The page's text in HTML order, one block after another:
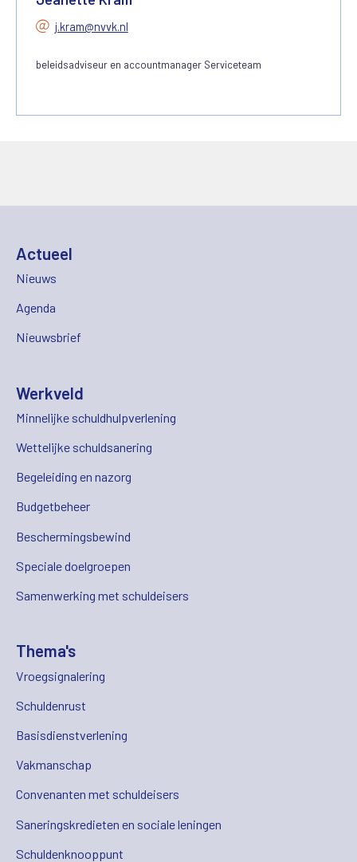
j.kram@nvvk.nl
beleidsadviseur en accountmanager Serviceteam
Actueel
Nieuws
Agenda
Nieuwsbrief
Werkveld
Minnelijke schuldhulpverlening
Wettelijke schuldsanering
Begeleiding en nazorg
Budgetbeheer
Beschermingsbewind
Speciale doelgroepen
Samenwerking met schuldeisers
Thema's
Vroegsignalering
Schuldenrust
Basisdienstverlening
Vakmanschap
Convenanten met schuldeisers
Saneringskredieten en sociale leningen
Schuldenknooppunt